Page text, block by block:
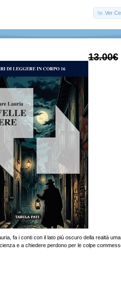
Ver
13.00€
fa i conti con il lato più oscuro della realtà
e a chiedere perdono per le colpe